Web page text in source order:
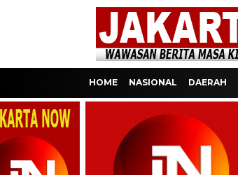
HOME NASIONAL DAERAH